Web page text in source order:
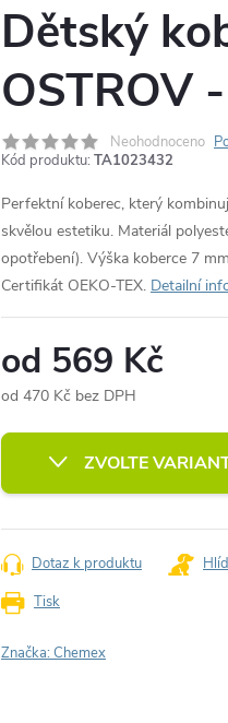
Dětský
OSTROV
Neohodnoceno
Kód produktu: TA1023432
Perfektní koberec, který
skvělou estetiku. Materiál
opotřebení). Výška koberce 7
Certifikát OEKO-TEX. Detailní
od 569 Kč
od 470 Kč bez DPH
cena:
ZVOLTE
Tisk
Dotaz k produktu
Značka:Chemex